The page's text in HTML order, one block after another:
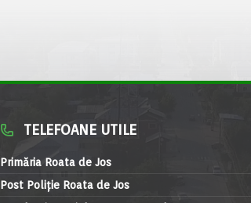
TELEFOANE UTILE
Primăria Roata de Jos
Post Poliție Roata de Jos